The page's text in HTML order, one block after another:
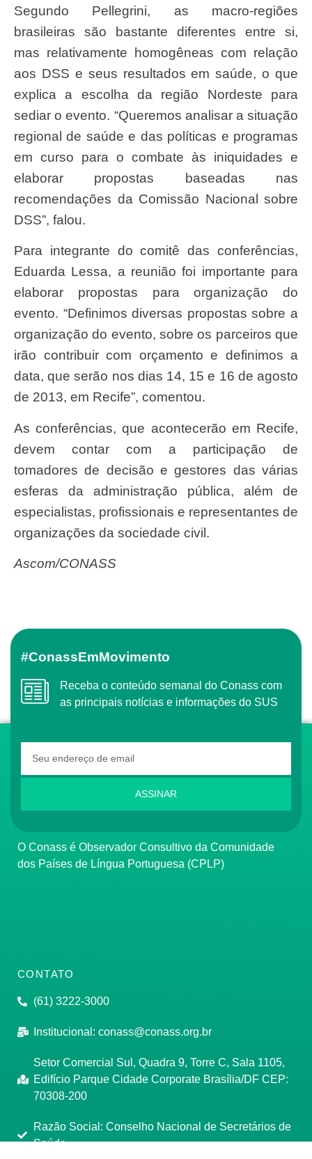
Segundo Pellegrini, as macro-regiões
brasileiras são bastante diferentes entre si,
mas relativamente homogêneas com relação
aos DSS e seus resultados em saúde, o que
explica a escolha da região Nordeste para
sediar o evento. “Queremos analisar a situação
regional de saúde e das políticas e programas
em curso para o combate às iniquidades e
elaborar propostas baseadas nas
recomendações da Comissão Nacional sobre
DSS”, falou.
Para integrante do comitê das conferências,
Eduarda Lessa, a reunião foi importante para
elaborar propostas para organização do
evento. “Definimos diversas propostas sobre a
organização do evento, sobre os parceiros que
irão contribuir com orçamento e definimos a
data, que serão nos dias 14, 15 e 16 de agosto
de 2013, em Recife”, comentou.
As conferências, que acontecerão em Recife,
devem contar com a participação de
tomadores de decisão e gestores das várias
esferas da administração pública, além de
especialistas, profissionais e representantes de
organizações da sociedade civil.
Ascom/CONASS
#ConassEmMovimento
Receba o conteúdo semanal do Conass com
as principais notícias e informações do SUS
ASSINAR
O Conass é Observador Consultivo da Comunidade
dos Países de Língua Portuguesa (CPLP)
CONTATO
(61) 3222-3000
Institucional: conass@conass.org.br
Setor Comercial Sul, Quadra 9, Torre C, Sala 1105,
Edifício Parque Cidade Corporate Brasília/DF CEP:
70308-200
Razão Social: Conselho Nacional de Secretários de
Saúde